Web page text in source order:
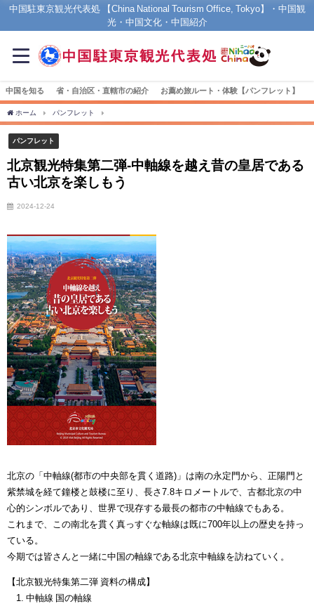
中国駐東京観光代表処 【China National Tourism Office, Tokyo】・中国観
光・中国文化・中国紹介
中国を知る 省・自治区・直轄市の紹介 お薦め旅ルート・体験【パンフレット】
ホーム パンフレット
パンフレット
北京観光特集第二弾-中軸線を越え昔の皇居である
古い北京を楽しもう
2024-12-24
北京の「中軸線(都市の中央部を貫く道路)」は南の永定門から、正陽門と
紫禁城を経て鐘楼と鼓楼に至り、長さ7.8キロメートルで、古都北京の中
心的シンボルであり、世界で現存する最長の都市の中軸線でもある。
これまで、この南北を貫く真っすぐな軸線は既に700年以上の歴史を持っ
ている。
今期では皆さんと一緒に中国の軸線である北京中軸線を訪ねていく。
【北京観光特集第二弾 資料の構成】
1. 中軸線 国の軸線